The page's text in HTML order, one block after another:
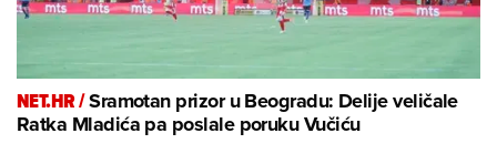
NET.HR /Sramotan prizor u Beogradu: Delije veličale
Ratka Mladića pa poslale poruku Vučiću